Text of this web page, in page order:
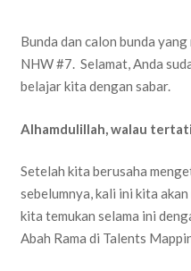
Bunda dan calon bunda
NHW #7. Selamat, Anda
belajar kita dengan sabar.
Alhamdulillah, walau
Setelah kita berusaha
sebelumnya, kali ini kita
kita temukan selama ini
Abah Rama di Talents